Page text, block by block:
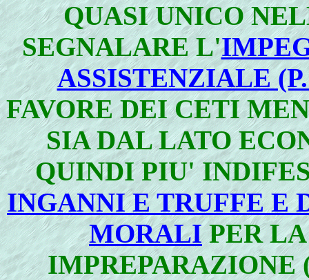
QUASI UNICO
SEGNALARE L'
ASSISTENZIALE
FAVORE DEI CETI
SIA DAL LATO
QUINDI PIU'
INGANNI E TRUFFE E
MORALIPER LA
IMPREPARAZIONE